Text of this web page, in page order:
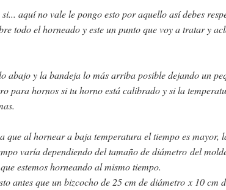
aquí no vale le pongo esto por aquello así debes
todo el horneado y este un punto que voy a tratar y
abajo y la bandeja lo más arriba posible dejando un
para hornos si tu horno está calibrado y si la
que al hornear a baja temperatura el tiempo es mayor,
varía dependiendo del tamaño de diámetro del
estemos horneando al mismo tiempo.
antes que un bizcocho de 25 cm de diámetro x 10 cm